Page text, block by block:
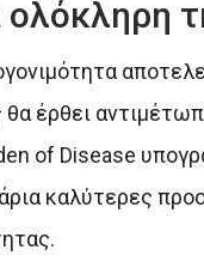
έρθει
of Disease
καλύτερες